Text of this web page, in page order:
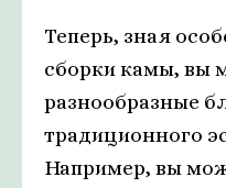
Теперь, зная
сборки камы, вы
разнообразные
традиционного
Например, вы